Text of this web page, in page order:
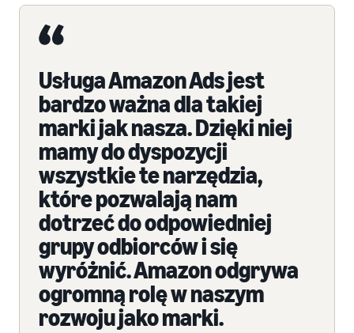
Usługa Amazon Ads jest
bardzo ważna dla takiej
marki jak nasza. Dzięki niej
mamy do dyspozycji
wszystkie te narzędzia,
które pozwalają nam
dotrzeć do odpowiedniej
grupy odbiorców i się
wyróżnić. Amazon odgrywa
ogromną rolę w naszym
rozwoju jako marki.